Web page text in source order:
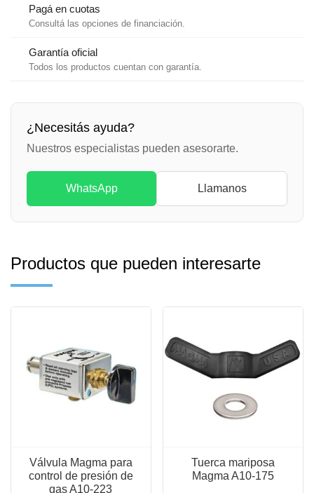
cantidadPagá en cuotas
Consultá las opciones de financiación.
Garantía oficial
Todos los productos cuentan con garantía.
¿Necesitás ayuda?
Nuestros especialistas pueden asesorarte.
WhatsApp Llamanos
Productos que pueden interesarte
Válvula Magma para
control de presión de
gas A10-223
Tuerca mariposa
Magma A10-175